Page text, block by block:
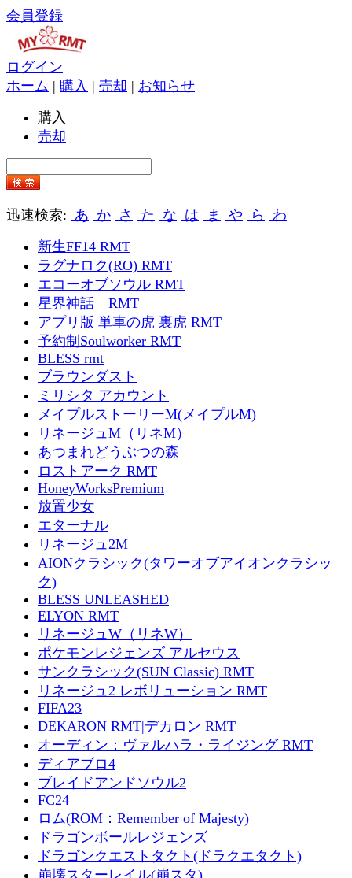
会員登録
ログイン
ホーム | 購入 | 売却 | お知らせ
購入
売却
迅速検索: あ か さ た な は ま や ら わ
新生FF14 RMT
ラグナロク(RO) RMT
エコーオブソウル RMT
星界神話 RMT
アプリ版 単車の虎 裏虎 RMT
予約制Soulworker RMT
BLESS rmt
ブラウンダスト
ミリシタ アカウント
メイプルストーリーM(メイプルM)
リネージュM（リネM）
あつまれどうぶつの森
ロストアーク RMT
HoneyWorksPremium
放置少女
エターナル
リネージュ2M
AIONクラシック(タワーオブアイオンクラシッ
ク)
BLESS UNLEASHED
ELYON RMT
リネージュW（リネW）
ポケモンレジェンズ アルセウス
サンクラシック(SUN Classic) RMT
リネージュ2 レボリューション RMT
FIFA23
DEKARON RMT|デカロン RMT
オーディン：ヴァルハラ・ライジング RMT
ディアブロ4
ブレイドアンドソウル2
FC24
ロム(ROM：Remember of Majesty)
ドラゴンボールレジェンズ
ドラゴンクエストタクト(ドラクエタクト)
崩壊スターレイル(崩スタ)